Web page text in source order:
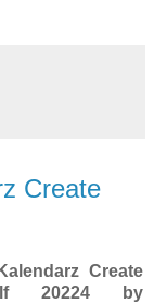
Create
Create
20224 by